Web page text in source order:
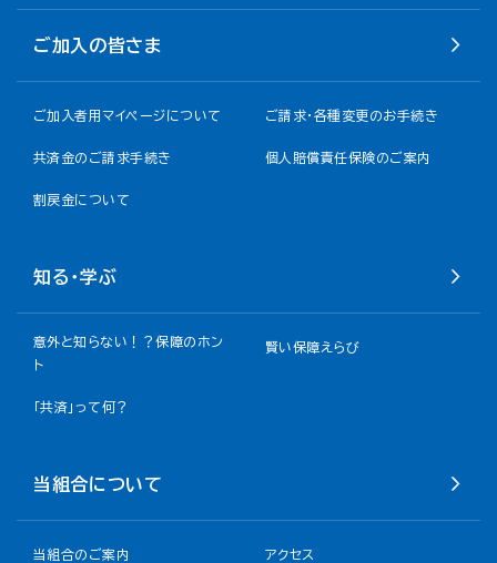
ご加入の皆さま
ご加入者用マイページについて ご請求・各種変更のお手続き
共済金のご請求手続き 個人賠償責任保険のご案内
割戻金について​
知る・学ぶ
意外と知らない！？保障のホン
ト
賢い保障えらび
「共済」って何？
当組合について
当組合のご案内 アクセス